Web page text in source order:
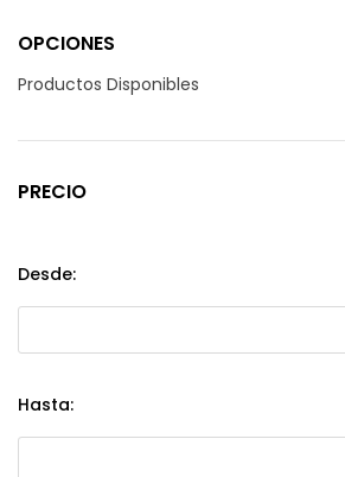
OPCIONES
Productos Disponibles
PRECIO
Desde:
Hasta: